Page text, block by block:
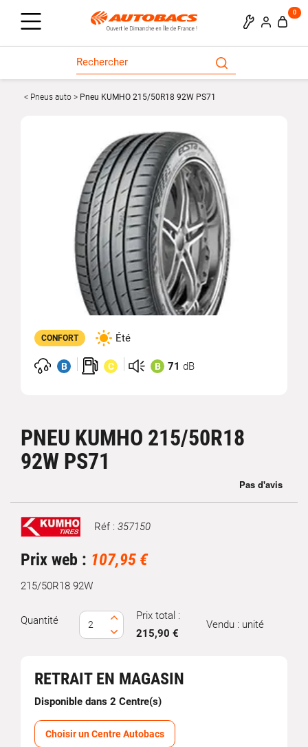
0
Pneus auto Pneu KUMHO 215/50R18 92W PS71
PNEU KUMHO 215/50R18
92W PS71
CONFORT Été
B C B 71 dB
Marque Réf : 357150
Prix web : 107,95 €
215/50R18 92W
Quantité
Prix total :
215,90 €
Vendu : unité
RETRAIT EN MAGASIN
Disponible dans 2 Centre(s)
Choisir un Centre Autobacs